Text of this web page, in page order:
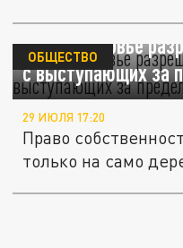
В Подмосковье
с выступающих за
ОБЩЕСТВО
29 ИЮЛЯ 17:20
Право
только на само